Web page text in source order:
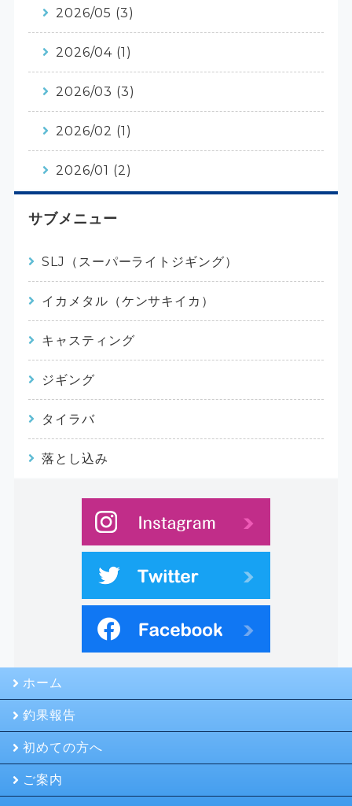
サブメニュー
SLJ（スーパーライトジギング）
イカメタル（ケンサキイカ）
キャスティング
ジギング
タイラバ
落とし込み
2026/05 (3)
2026/04 (1)
2026/03 (3)
2026/02 (1)
2026/01 (2)
ホーム
釣果報告
初めての方へ
ご案内